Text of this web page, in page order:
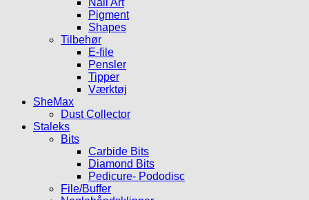
Nail Art
Pigment
Shapes
Tilbehør
E-file
Pensler
Tipper
Værktøj
SheMax
Dust Collector
Staleks
Bits
Carbide Bits
Diamond Bits
Pedicure- Pododisc
File/Buffer